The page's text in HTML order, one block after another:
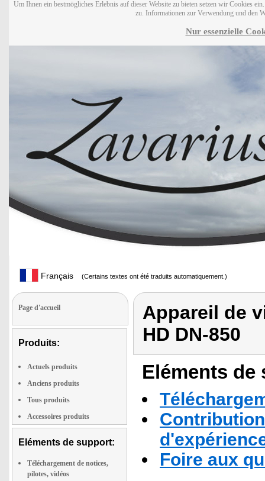
Um Ihnen ein bestmögliches Erlebnis auf dieser Website zu bieten setzen wir Cookies
zu. Informationen zur Verwendung und den
Nur essenzielle
Français (Certains textes ont été traduits automatiquement.)
Page d'accueil
Produits:
Actuels produits
Anciens produits
Tous produits
Accessoires produits
Eléments de support:
Téléchargement de notices,
pilotes, vidéos
Appareil de
HD DN-850
Eléments
Foire aux